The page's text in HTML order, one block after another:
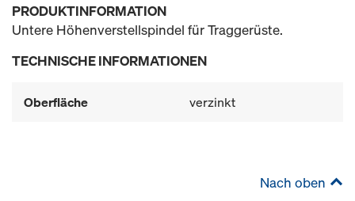
PRODUKTINFORMATION
Untere Höhenverstellspindel für Traggerüste.
TECHNISCHE INFORMATIONEN
Oberfläche verzinkt
Nach oben